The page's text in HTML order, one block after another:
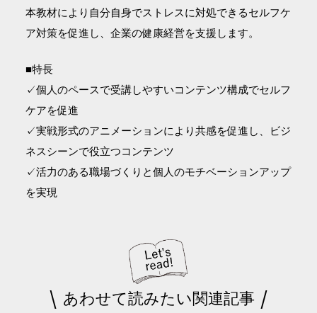
本教材により自分自身でストレスに対処できるセルフケ
ア対策を促進し、企業の健康経営を支援します。
■特長
✓個人のペースで受講しやすいコンテンツ構成でセルフ
ケアを促進
✓実戦形式のアニメーションにより共感を促進し、ビジ
ネスシーンで役立つコンテンツ
✓活力のある職場づくりと個人のモチベーションアップ
を実現
あわせて読みたい関連記事